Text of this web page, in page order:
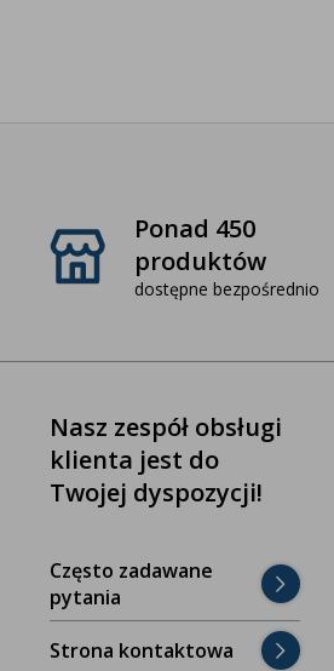
Ponad 450
produktów
dostępne bezpośrednio
Nasz zespół obsługi
klienta jest do
Twojej dyspozycji!
Często zadawane
pytania
Strona kontaktowa